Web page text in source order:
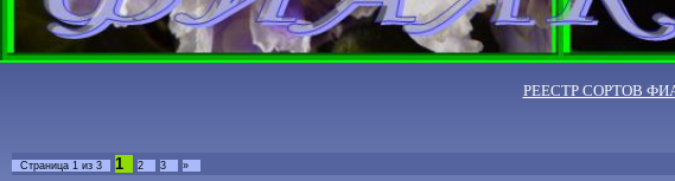
РЕЕСТР СОРТОВ
Страница 1 из 3 1 2 3
»